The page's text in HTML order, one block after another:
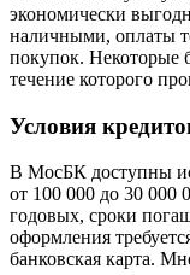
экономически
наличными, оплаты
покупок. Некоторые
течение которого
Условия
В МосБК доступны
от 100 000 до 30 000
годовых, сроки
оформления
банковская карта.